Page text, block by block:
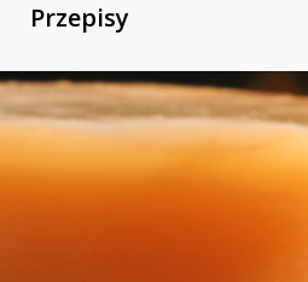
Przepisy
Tag:
Przepisy